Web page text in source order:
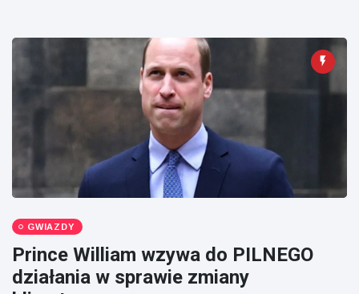
GWIAZDY
Prince William wzywa do PILNEGO
działania w sprawie zmiany